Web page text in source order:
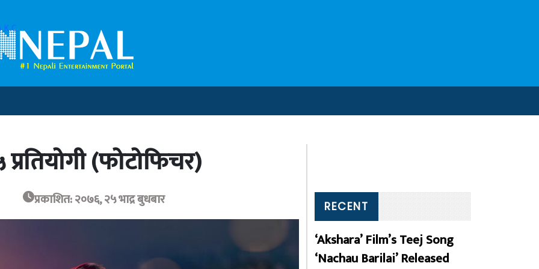
(फोटोफिचर)
प्रकाशित: २०७६, २५ भाद्र बुधबार RECENT
‘Akshara’ Film’s Teej Song
‘Nachau Barilai’ Released